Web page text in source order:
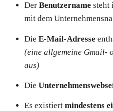
Der Benutzername steht
mit dem
Die E-Mail-Adresse
(eine allgemeine Gmail-
aus)
Die
Es existiert mindestens